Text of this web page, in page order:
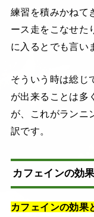
練習を積みかねて
ース走をこなせた
に入るとでも言い
そういう時は総じ
が出来ることは多
が、これがランニ
訳です。
カフェインの効
カフェインの効果